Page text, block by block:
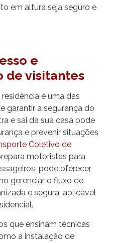
em altura seja seguro e
e
de visitantes
é uma das
garantir a segurança do
e sai da sua casa pode
e prevenir situações
Coletivo de
motoristas para
pode oferecer
gerenciar o fluxo de
e segura, aplicável
que ensinam técnicas
a instalação de